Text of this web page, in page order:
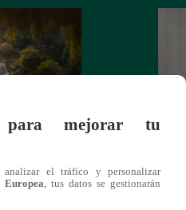
y amor que
para mejorar tu
el tráfico y personalizar
Europea , tus datos se gestionarán